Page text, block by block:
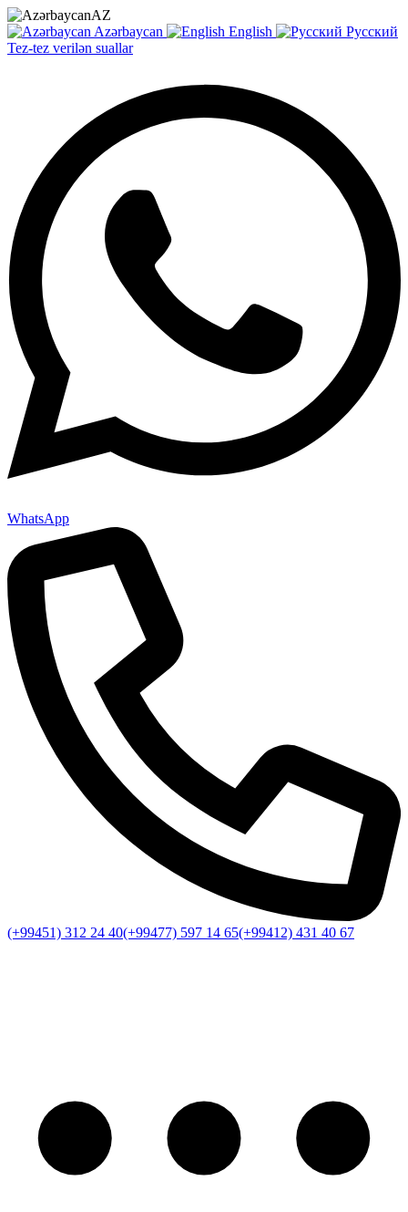
AZ
Azərbaycan
English
Русский
Tez-tez verilən suallar
WhatsApp
(+99451) 312 24 40(+99477) 597 14 65(+99412) 431 40 67